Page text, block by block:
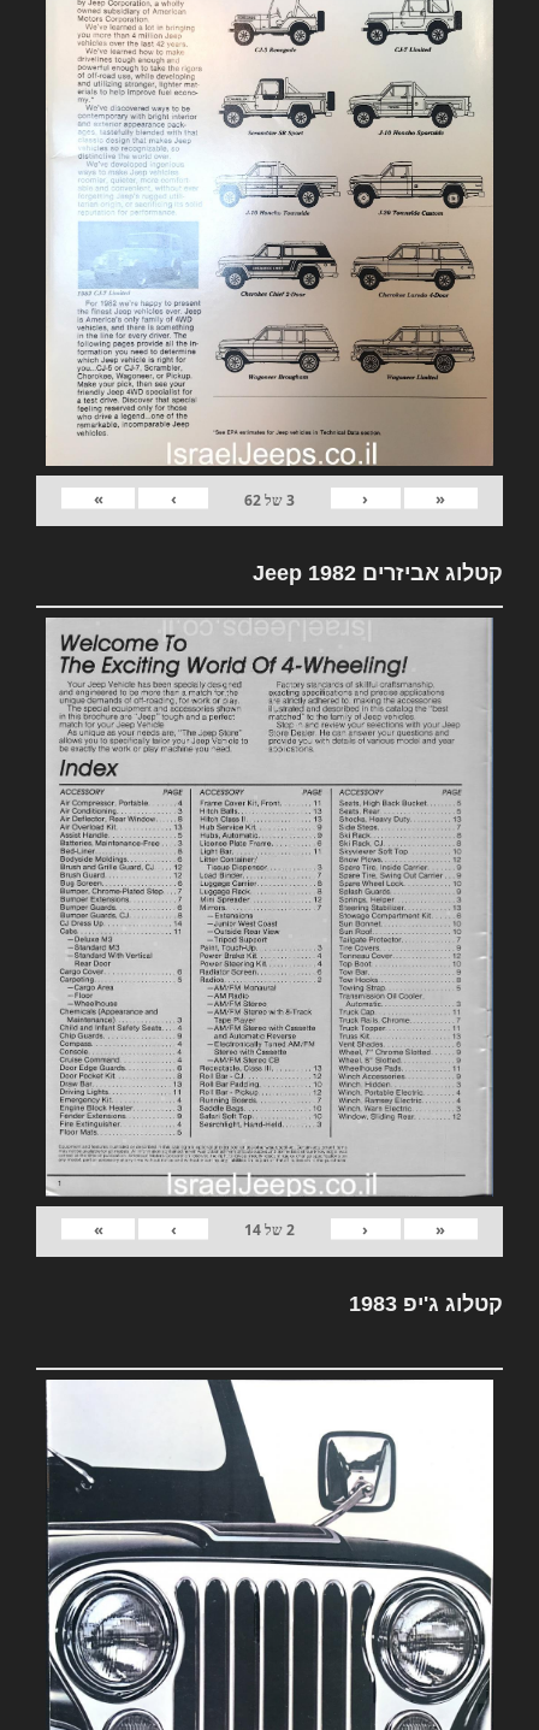
«
‹
3של62
›
»
קטלוג אביזרים 1982 Jeep
«
‹
2של14
›
»
קטלוג ג'יפ 1983